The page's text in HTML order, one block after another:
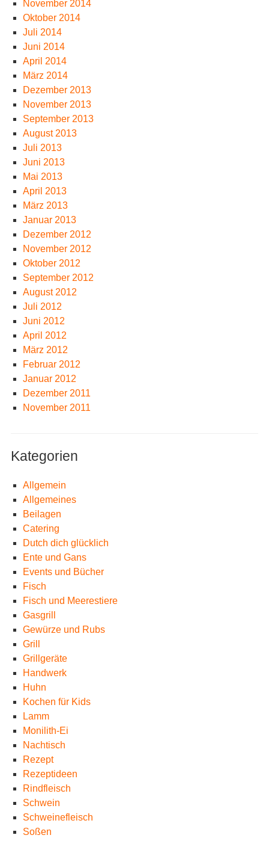
November 2014
Oktober 2014
Juli 2014
Juni 2014
April 2014
März 2014
Dezember 2013
November 2013
September 2013
August 2013
Juli 2013
Juni 2013
Mai 2013
April 2013
März 2013
Januar 2013
Dezember 2012
November 2012
Oktober 2012
September 2012
August 2012
Juli 2012
Juni 2012
April 2012
März 2012
Februar 2012
Januar 2012
Dezember 2011
November 2011
Kategorien
Allgemein
Allgemeines
Beilagen
Catering
Dutch dich glücklich
Ente und Gans
Events und Bücher
Fisch
Fisch und Meerestiere
Gasgrill
Gewürze und Rubs
Grill
Grillgeräte
Handwerk
Huhn
Kochen für Kids
Lamm
Monilith-Ei
Nachtisch
Rezept
Rezeptideen
Rindfleisch
Schwein
Schweinefleisch
Soßen